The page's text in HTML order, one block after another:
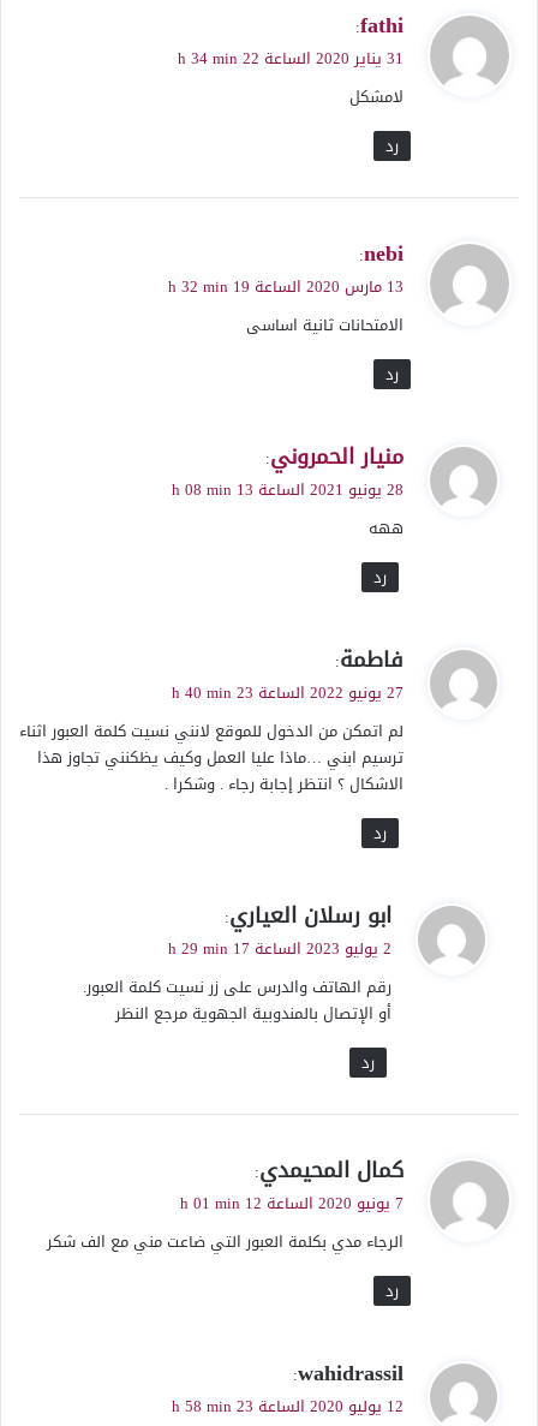
ي
ق
ل
fathi
:
31 يناير 2020 الساعة 22 h 34 min
لامشكل
رد
ي
ق
ل
nebi
:
13 مارس 2020 الساعة 19 h 32 min
الامتحانات ثانية اساسى
رد
ي
ق
ل
منيار الحمروني:
28 يونيو 2021 الساعة 13 h 08 min
ههه
رد
ي
ق
ل
فاطمة:
27 يونيو 2022 الساعة 23 h 40 min
لم اتمكن من الدخول للموقع لانني نسيت كلمة العبور اثناء
ترسيم ابني …ماذا عليا العمل وكيف يظكنني تجاوز هذا
الاشكال ؟ انتظر إجابة رجاء . وشكرا .
رد
ي
ق
ل
ابو رسلان العياري:
2 يوليو 2023 الساعة 17 h 29 min
رقم الهاتف والدرس على زر نسيت كلمة العبور.
أو الإتصال بالمندوبية الجهوية مرجع النظر
رد
ي
ق
ل
كمال المحيمدي:
7 يونيو 2020 الساعة 12 h 01 min
الرجاء مدي بكلمة العبور التي ضاعت مني مع الف شكر
رد
ي
ق
wahidrassil
:
12 يوليو 2020 الساعة 23 h 58 min